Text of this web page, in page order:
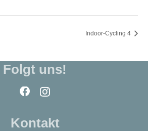
Indoor-Cycling 4
Folgt uns!
Kontakt